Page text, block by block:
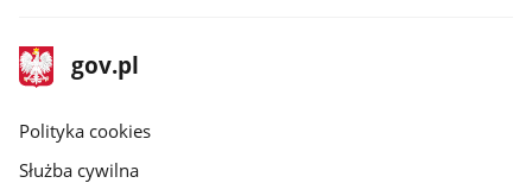
stopka
gov.pl
Strona
gov.pl
gov.pl
Polityka cookies
Służba cywilna